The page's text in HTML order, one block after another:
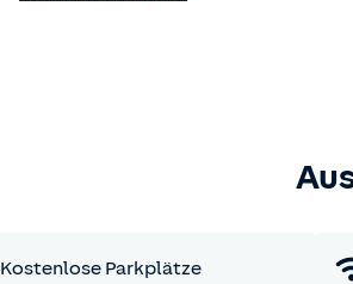
Kostenlose Parkplätze